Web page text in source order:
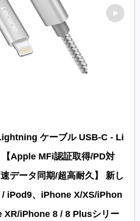
ケーブル USB-C - Li
Apple MFi認証取得/PD対
データ同期/超高耐久】 新し
iPod9、iPhone X/XS/iPhon
XR/iPhone 8 / 8 Plusシリー